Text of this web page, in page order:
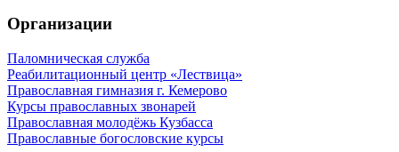
Организации
Паломническая служба
Реабилитационный центр «Лествица»
Православная гимназия г. Кемерово
Курсы православных звонарей
Православная молодёжь Кузбасса
Православные богословские курсы